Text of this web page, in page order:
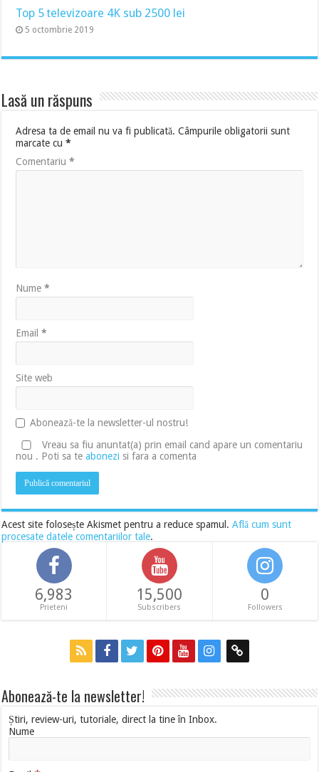
Top 5 televizoare 4K sub 2500 lei
5 octombrie 2019
Lasă un răspuns
Adresa ta de email nu va fi publicată. Câmpurile obligatorii sunt
marcate cu*
Comentariu*
Nume*
Email*
Site web
Abonează-te la newsletter-ul nostru!
Vreau sa fiu anuntat(a) prin email cand apare un comentariu
nou . Poti sa teabonezi si fara a comenta
Acest site folosește Akismet pentru a reduce spamul.Află cum sunt
procesate datele comentariilor tale.
6,983
Prieteni
15,500
Subscribers
0
Followers
Abonează-te la newsletter!
Știri, review-uri, tutoriale, direct la tine în Inbox.
Nume